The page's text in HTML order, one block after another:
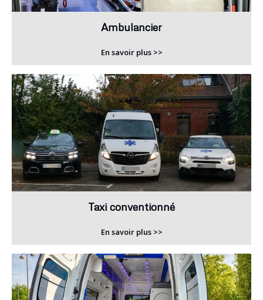
Ambulancier
En savoir plus >>
Taxi conventionné
En savoir plus >>